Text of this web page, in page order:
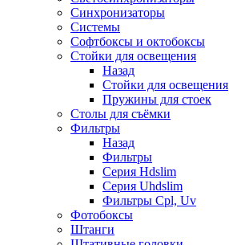
Синхронизаторы
Системы
Софтбоксы и октобоксы
Стойки для освещения
Назад
Стойки для освещения
Пружины для стоек
Столы для съёмки
Фильтры
Назад
Фильтры
Серия Hdslim
Серия Uhdslim
Фильтры Cpl, Uv
Фотобоксы
Штанги